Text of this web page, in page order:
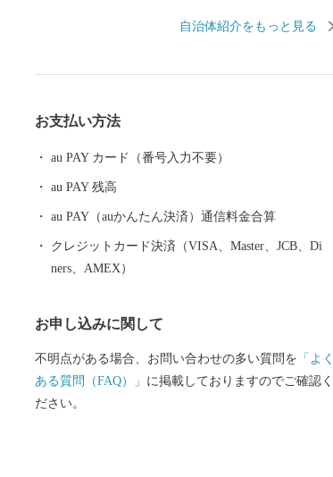
温暖な気候、豊富な水源により発展した農業や水産業
名湖ではクルージングやフィッシングはもちろん、ウ
ェイクボードや ウインドサーフィンなどさまざまなウ
き、自然と一体化する感動も味わうことができます。
自治体紹介をもっと見る
お支払い方法
au PAY カード（番号入力不要）
au PAY 残高
au PAY（auかんたん決済）通信料金合算
クレジットカード決済（VISA、Master、JCB、Di
ners、AMEX）
お申し込みに関して
不明点がある場合、お問い合わせの多い質問を 「よく
ある質問（FAQ）」 に掲載しておりますのでご確認く
ださい。